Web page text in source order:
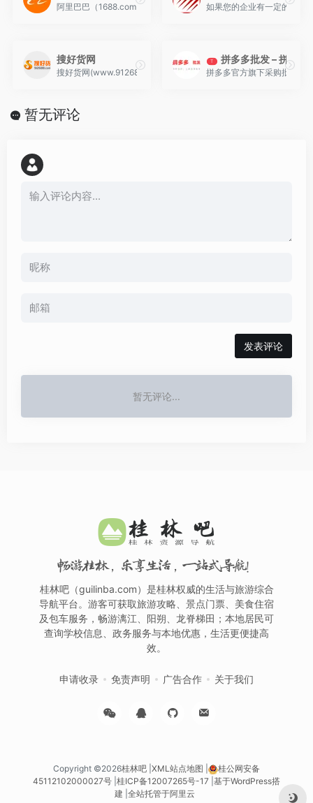
阿里巴巴（1688.com）是全球企业间（B2B）电子商务的著名品牌。
如果您的企业有一定的网络
搜好货网
搜好货网(www.912688.com)互联网+ 智能营销云 B2B电子商务平
T 拼多多批发 – 拼多多
拼多多官方旗下采购批发平
暂无评论
发表评论
暂无评论...
畅游桂林，乐享生活，一站式导航！
桂林吧（guilinba.com）是桂林权威的生活与旅游综合
导航平台。游客可获取旅游攻略、景点门票、美食住宿
及包车服务，畅游漓江、阳朔、龙脊梯田；本地居民可
查询学校信息、政务服务与本地优惠，生活更便捷高
效。
申请收录 免责声明 广告合作 关于我们
Copyright ©2026桂林吧 XML站点地图
桂公网安备
45112102000027号 桂ICP备12007265号-17 基于WordPress搭
建 全站托管于阿里云